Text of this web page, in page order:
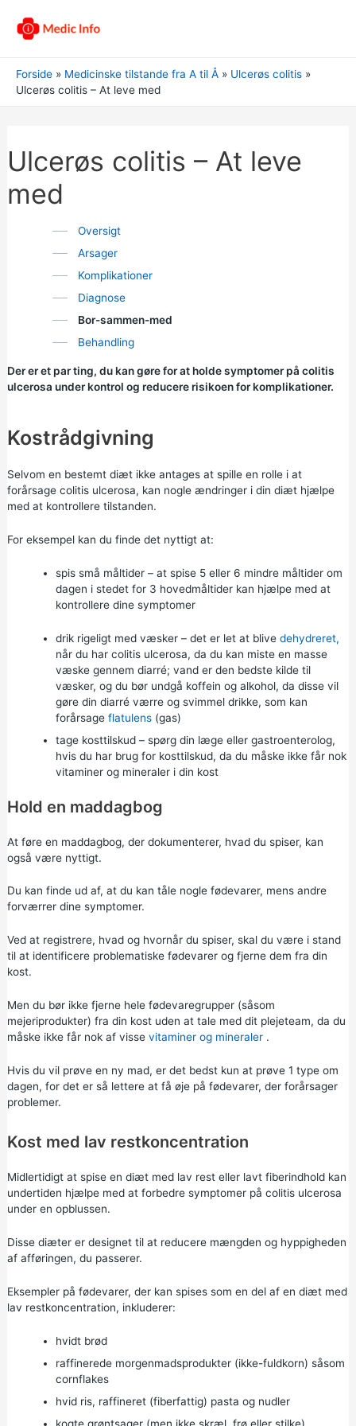
Forside Medicinske tilstande fra A til Å
Ulcerøs colitis
Ulcerøs colitis – At leve med
Ulcerøs colitis – At leve
med
Oversigt
Arsager
Komplikationer
Diagnose
Bor-sammen-med
Behandling
Der er et par ting, du kan gøre for at holde symptomer på colitis
ulcerosa under kontrol og reducere risikoen for komplikationer.
Kostrådgivning
Selvom en bestemt diæt ikke antages at spille en rolle i at
forårsage colitis ulcerosa, kan nogle ændringer i din diæt hjælpe
med at kontrollere tilstanden.
For eksempel kan du finde det nyttigt at:
spis små måltider – at spise 5 eller 6 mindre måltider om
dagen i stedet for 3 hovedmåltider kan hjælpe med at
kontrollere dine symptomer
drik rigeligt med væsker – det er let at blive dehydreret,
når du har colitis ulcerosa, da du kan miste en masse
væske gennem diarré; vand er den bedste kilde til
væsker, og du bør undgå koffein og alkohol, da disse vil
gøre din diarré værre og svimmel drikke, som kan
forårsage flatulens(gas)
tage kosttilskud – spørg din læge eller gastroenterolog,
hvis du har brug for kosttilskud, da du måske ikke får nok
vitaminer og mineraler i din kost
Hold en maddagbog
At føre en maddagbog, der dokumenterer, hvad du spiser, kan
også være nyttigt.
Du kan finde ud af, at du kan tåle nogle fødevarer, mens andre
forværrer dine symptomer.
Ved at registrere, hvad og hvornår du spiser, skal du være i stand
til at identificere problematiske fødevarer og fjerne dem fra din
kost.
Men du bør ikke fjerne hele fødevaregrupper (såsom
mejeriprodukter) fra din kost uden at tale med dit plejeteam, da du
måske ikke får nok af visse vitaminer og mineraler.
Hvis du vil prøve en ny mad, er det bedst kun at prøve 1 type om
dagen, for det er så lettere at få øje på fødevarer, der forårsager
problemer.
Kost med lav restkoncentration
Midlertidigt at spise en diæt med lav rest eller lavt fiberindhold kan
undertiden hjælpe med at forbedre symptomer på colitis ulcerosa
under en opblussen.
Disse diæter er designet til at reducere mængden og hyppigheden
af afføringen, du passerer.
Eksempler på fødevarer, der kan spises som en del af en diæt med
lav restkoncentration, inkluderer:
hvidt brød
raffinerede morgenmadsprodukter (ikke-fuldkorn) såsom
cornflakes
hvid ris, raffineret (fiberfattig) pasta og nudler
kogte grøntsager (men ikke skræl, frø eller stilke)